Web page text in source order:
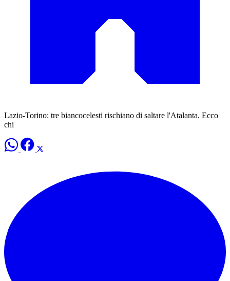
Lazio-Torino: tre biancocelesti rischiano di saltare l'Atalanta. Ecco
chi